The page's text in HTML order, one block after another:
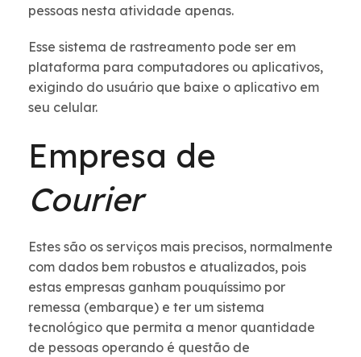
pessoas nesta atividade apenas.
Esse sistema de rastreamento pode ser em
plataforma para computadores ou aplicativos,
exigindo do usuário que baixe o aplicativo em
seu celular.
Empresa de
Courier
Estes são os serviços mais precisos, normalmente
com dados bem robustos e atualizados, pois
estas empresas ganham pouquíssimo por
remessa (embarque) e ter um sistema
tecnológico que permita a menor quantidade
de pessoas operando é questão de